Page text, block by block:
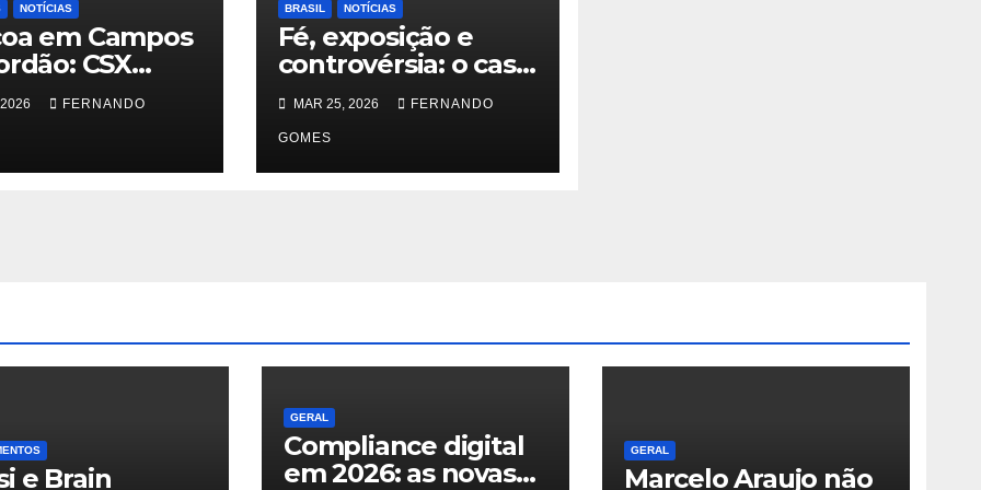
NOTÍCIAS
em Campos
CSX
une
e
com
de
FERNANDO
BRASIL NOTÍCIAS
Fé, exposição e
controvérsia: o caso
Andressa Urach na
Quimbanda
reacende debate
sobre limites do
MAR 25, 2026 FERNANDO
GOMES
e Brain
GERAL
Compliance digital
em 2026: as novas
GERAL
Marcelo Araujo não